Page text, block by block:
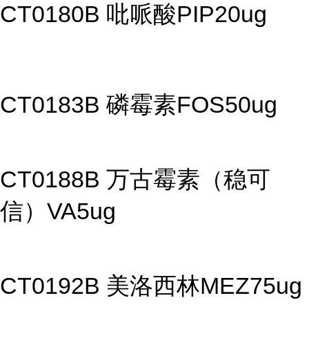
CT0180B 吡哌酸PIP20ug
CT0183B 磷霉素FOS50ug
CT0188B 万古霉素（稳可
信）VA5ug
CT0192B 美洛西林MEZ75ug